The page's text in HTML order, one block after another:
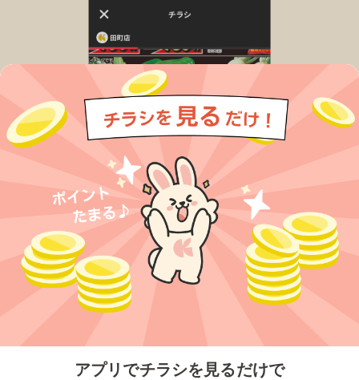
アプリでチラシを見るだけで